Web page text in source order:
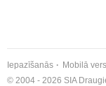
Iepazīšanās Mobilā
© 2004 - 2026 SIA